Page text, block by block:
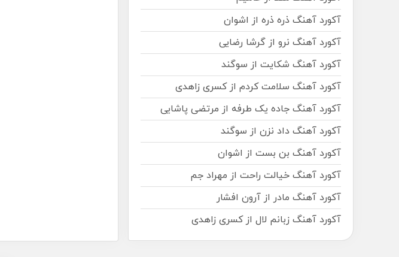
آکورد آهنگ ذره ذره از اشوان
آکورد آهنگ نرو از گرشا رضایی
آکورد آهنگ شکایت از سوگند
آکورد آهنگ سلامت کردم از کسری زاهدی
آکورد آهنگ جاده یک طرفه از مرتضی پاشایی
آکورد آهنگ داد نزن از سوگند
آکورد آهنگ بن بست از اشوان
آکورد آهنگ خیالت راحت از مهراد جم
آکورد آهنگ مادر از آرون افشار
آکورد آهنگ زبانم لال از کسری زاهدی